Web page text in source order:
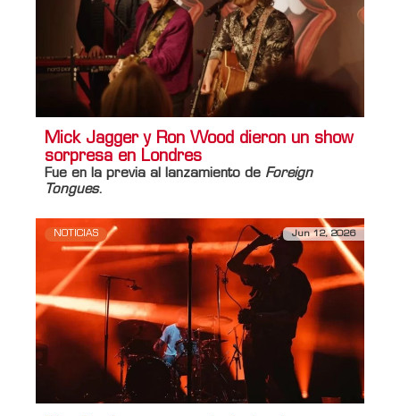
Mick Jagger y Ron Wood dieron un show
sorpresa en Londres
Fue en la previa al lanzamiento de Foreign
Tongues.
NOTICIAS Jun 12, 2026